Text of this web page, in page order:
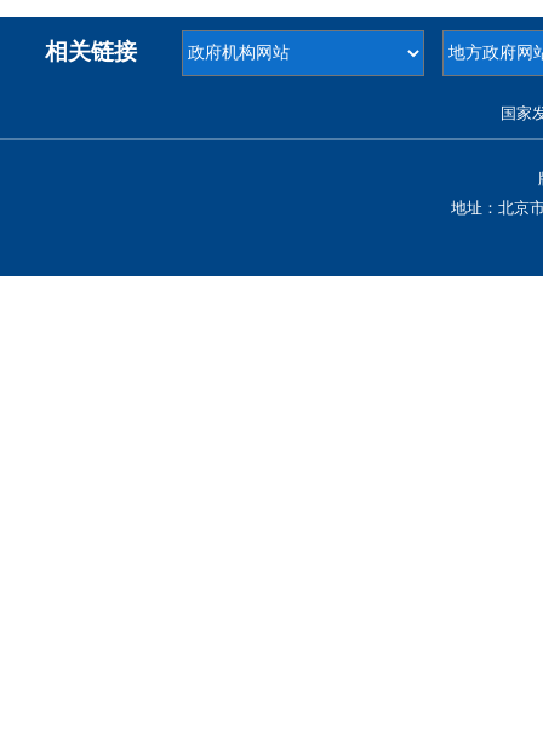
相关链接
国家
地址：北京